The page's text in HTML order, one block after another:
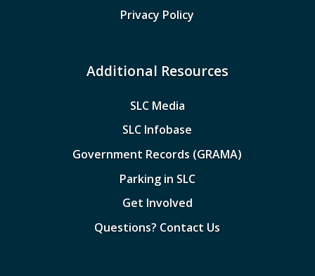
Privacy Policy
Additional Resources
SLC Media
SLC Infobase
Government Records (GRAMA)
Parking in SLC
Get Involved
Questions? Contact Us